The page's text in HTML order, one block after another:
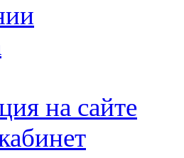
на сайте